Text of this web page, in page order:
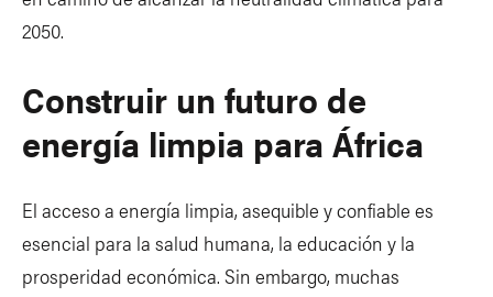
2050.
Construir un futuro de
energía limpia para África
El acceso a energía limpia, asequible y confiable es
esencial para la salud humana, la educación y la
prosperidad económica. Sin embargo, muchas